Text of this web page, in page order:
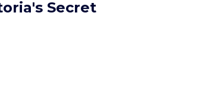
Secret